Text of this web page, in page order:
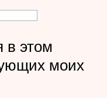
в этом
моих